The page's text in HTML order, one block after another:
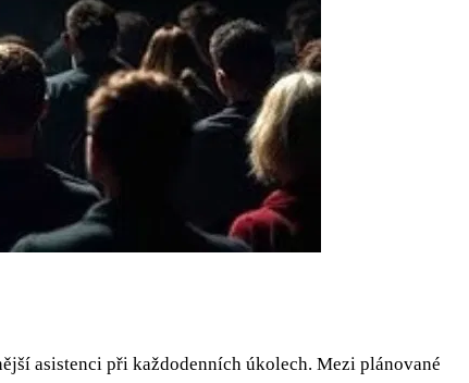
asistenci při každodenních úkolech. Mezi plánované